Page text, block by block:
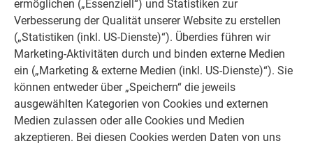
ermöglichen („Essenziell“) und Statistiken zur
Verbesserung der Qualität unserer Website zu erstellen
(„Statistiken (inkl. US-Dienste)“). Überdies führen wir
Marketing-Aktivitäten durch und binden externe Medien
ein („Marketing & externe Medien (inkl. US-Dienste)“). Sie
können entweder über „Speichern“ die jeweils
ausgewählten Kategorien von Cookies und externen
Medien zulassen oder alle Cookies und Medien
akzeptieren. Bei diesen Cookies werden Daten von uns
seiner Mitarbeiter in nur zwei Tagen. Die Dachplatten in P.10
Anthrazit wurden von rechts nach links im Halbverband, das
heißt obere Deckreihe halb versetzt zur unteren, verlegt.
„Zusätzlich ergeben die Schneestopper ein gleichmäßiges
Verlegebild“, freut sich Ladstätter.